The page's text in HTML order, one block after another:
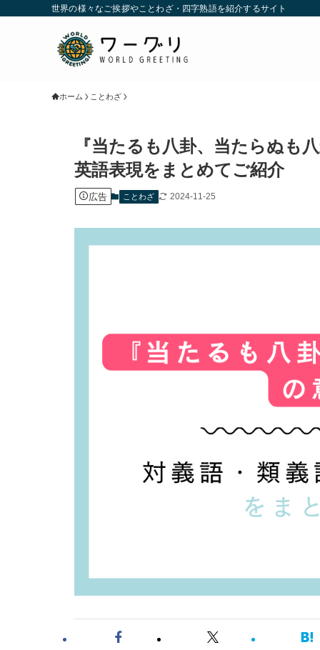
世界の様々なご挨拶やことわざ・四字熟語を紹介するサイト
ホーム ことわざ
『当たるも八卦、当たらぬも
英語表現をまとめてご紹介
広告 ことわざ 2024-11-25